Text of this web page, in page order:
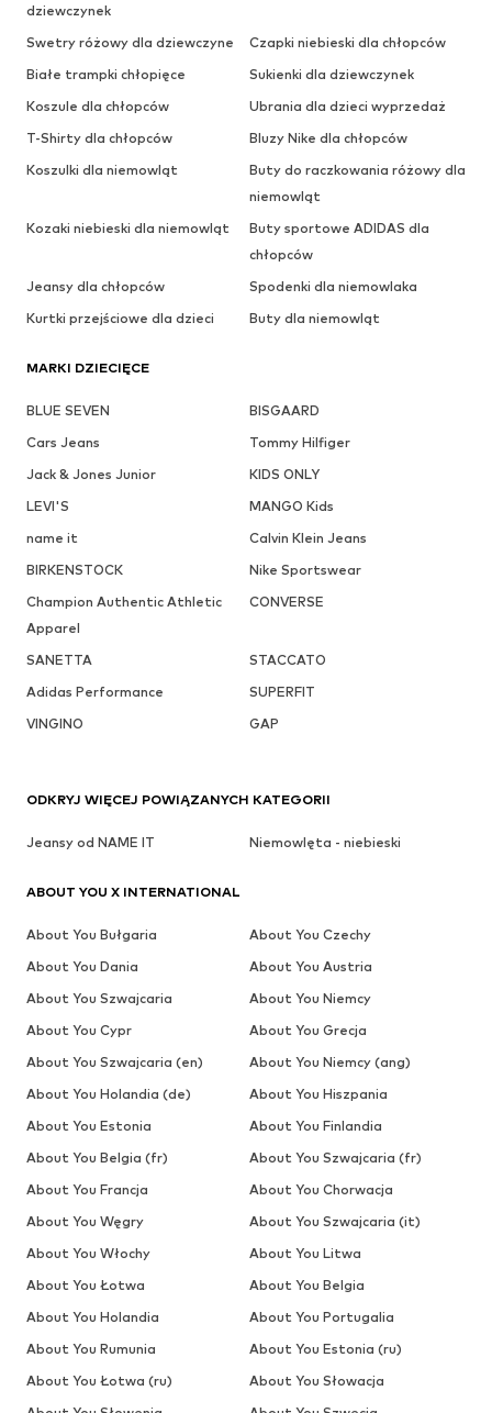
dziewczynek
Swetry różowy dla dziewczyne
Czapki niebieski dla chłopców
Białe trampki chłopięce
Sukienki dla dziewczynek
Koszule dla chłopców
Ubrania dla dzieci wyprzedaż
T-Shirty dla chłopców
Bluzy Nike dla chłopców
Koszulki dla niemowląt
Buty do raczkowania różowy dla
niemowląt
Kozaki niebieski dla niemowląt
Buty sportowe ADIDAS dla
chłopców
Jeansy dla chłopców
Spodenki dla niemowlaka
Kurtki przejściowe dla dzieci
Buty dla niemowląt
MARKI DZIECIĘCE
BLUE SEVEN
BISGAARD
Cars Jeans
Tommy Hilfiger
Jack & Jones Junior
KIDS ONLY
LEVI'S
MANGO Kids
name it
Calvin Klein Jeans
BIRKENSTOCK
Nike Sportswear
Champion Authentic Athletic
Apparel
CONVERSE
SANETTA
STACCATO
Adidas Performance
SUPERFIT
VINGINO
GAP
ODKRYJ WIĘCEJ POWIĄZANYCH KATEGORII
Jeansy od NAME IT Niemowlęta - niebieski
ABOUT YOU X INTERNATIONAL
About You Bułgaria
About You Czechy
About You Dania
About You Austria
About You Szwajcaria
About You Niemcy
About You Cypr
About You Grecja
About You Szwajcaria (en)
About You Niemcy (ang)
About You Holandia (de)
About You Hiszpania
About You Estonia
About You Finlandia
About You Belgia (fr)
About You Szwajcaria (fr)
About You Francja
About You Chorwacja
About You Węgry
About You Szwajcaria (it)
About You Włochy
About You Litwa
About You Łotwa
About You Belgia
About You Holandia
About You Portugalia
About You Rumunia
About You Estonia (ru)
About You Łotwa (ru)
About You Słowacja